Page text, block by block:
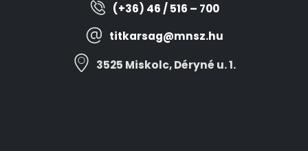
(+36) 46 / 516 – 700
titkarsag@mnsz.hu
3525 Miskolc, Déryné u. 1.